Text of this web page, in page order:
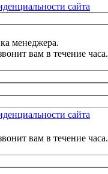
сайта
менеджера.
вам в течение часа.
сайта
вам в течение часа.